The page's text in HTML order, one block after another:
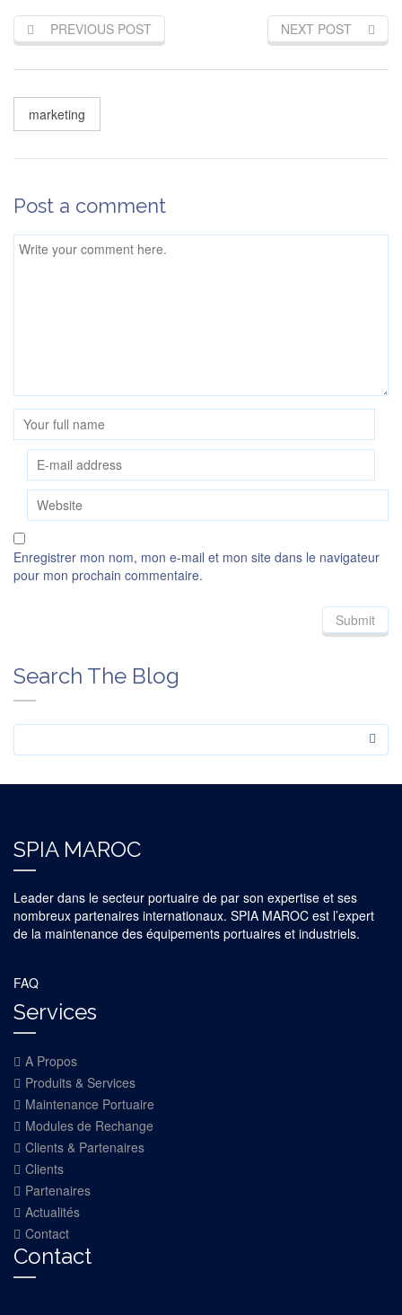
PREVIOUS POST NEXT POST
marketing
Post a comment
Enregistrer mon nom, mon e-mail et mon site dans le navigateur
pour mon prochain commentaire.
Search The Blog
SPIA MAROC
Leader dans le secteur portuaire de par son expertise et ses
nombreux partenaires internationaux. SPIA MAROC est l’expert
de la maintenance des équipements portuaires et industriels.
FAQ
Services
A Propos
Produits & Services
Maintenance Portuaire
Modules de Rechange
Clients & Partenaires
Clients
Partenaires
Actualités
Contact
Contact